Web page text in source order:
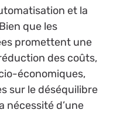
et la
que les
promettent une
des coûts,
économiques,
sur le déséquilibre
nécessité d’une